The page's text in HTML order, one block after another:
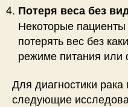
Потеря веса без
Некоторые пациенты
потерять вес без
режиме питания или
Для диагностики рака
следующие